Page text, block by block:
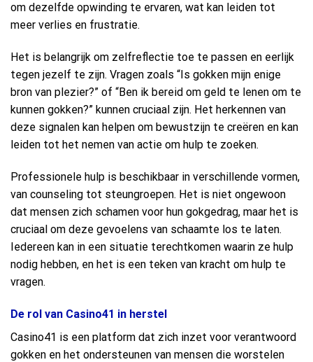
om dezelfde opwinding te ervaren, wat kan leiden tot
meer verlies en frustratie.
Het is belangrijk om zelfreflectie toe te passen en eerlijk
tegen jezelf te zijn. Vragen zoals “Is gokken mijn enige
bron van plezier?” of “Ben ik bereid om geld te lenen om te
kunnen gokken?” kunnen cruciaal zijn. Het herkennen van
deze signalen kan helpen om bewustzijn te creëren en kan
leiden tot het nemen van actie om hulp te zoeken.
Professionele hulp is beschikbaar in verschillende vormen,
van counseling tot steungroepen. Het is niet ongewoon
dat mensen zich schamen voor hun gokgedrag, maar het is
cruciaal om deze gevoelens van schaamte los te laten.
Iedereen kan in een situatie terechtkomen waarin ze hulp
nodig hebben, en het is een teken van kracht om hulp te
vragen.
De rol van Casino41 in herstel
Casino41 is een platform dat zich inzet voor verantwoord
gokken en het ondersteunen van mensen die worstelen